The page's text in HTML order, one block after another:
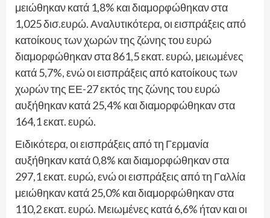
μειώθηκαν κατά 1,8% και διαμορφώθηκαν στα
1,025 δισ.ευρώ. Αναλυτικότερα, οι εισπράξεις από
κατοίκους των χωρών της ζώνης του ευρώ
διαμορφώθηκαν στα 861,5 εκατ. ευρώ, μειωμένες
κατά 5,7%, ενώ οι εισπράξεις από κατοίκους των
χωρών της ΕΕ-27 εκτός της ζώνης του ευρώ
αυξήθηκαν κατά 25,4% και διαμορφώθηκαν στα
164,1 εκατ. ευρώ.
Ειδικότερα, οι εισπράξεις από τη Γερμανία
αυξήθηκαν κατά 0,8% και διαμορφώθηκαν στα
297,1 εκατ. ευρώ, ενώ οι εισπράξεις από τη Γαλλία
μειώθηκαν κατά 25,0% και διαμορφώθηκαν στα
110,2 εκατ. ευρώ. Μειωμένες κατά 6,6% ήταν και οι